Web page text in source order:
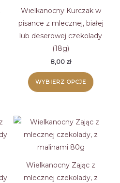
Wielkanocny Kurczak w
pisance z mlecznej, białej
lub deserowej czekolady
(18g)
8,00 zł
WYBIERZ OPCJE
Opcje
wybrać
na
Wielkanocny Zając z
mlecznej czekolady, z